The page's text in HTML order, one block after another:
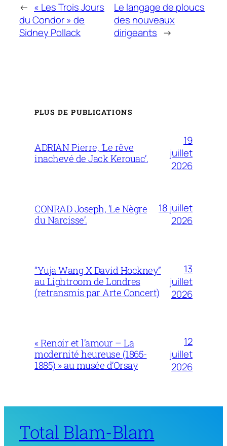
← « Les Trois Jours
du Condor » de
Sidney Pollack
Le langage de ploucs
des nouveaux
dirigeants →
PLUS DE PUBLICATIONS
ADRIAN Pierre, ‘Le rêve
inachevé de Jack Kerouac’.
19
juillet
2026
CONRAD Joseph, ‘Le Nègre
du Narcisse’.
18 juillet
2026
“Yuja Wang X David Hockney”
au Lightroom de Londres
(retransmis par Arte Concert)
13
juillet
2026
« Renoir et l’amour – La
modernité heureuse (1865-
1885) » au musée d’Orsay
12
juillet
2026
Total Blam-Blam